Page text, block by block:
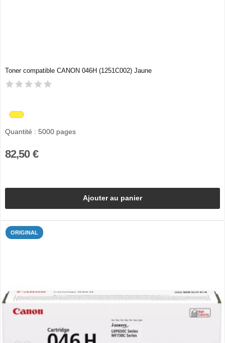
Toner compatible CANON 046H (1251C002) Jaune
Quantité : 5000 pages
82,50 €
Ajouter au panier
ORIGINAL